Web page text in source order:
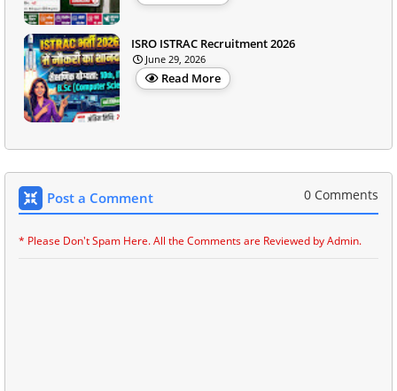
ISRO ISTRAC Recruitment 2026
June 29, 2026
Read More
Post a Comment 0 Comments
* Please Don't Spam Here. All the Comments are Reviewed by Admin.